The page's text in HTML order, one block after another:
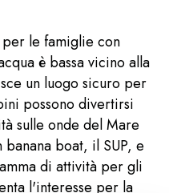
le famiglie con
è bassa vicino alla
un luogo sicuro per
possono divertirsi
sulle onde del Mare
boat, il SUP, e
di attività per gli
l'interesse per la